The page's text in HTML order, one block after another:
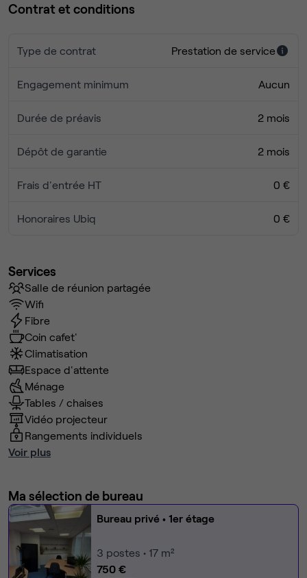
Contrat et conditions
Type de contrat Prestation de service
Engagement minimum Aucun
Durée de préavis 2 mois
Dépôt de garantie 2 mois
Frais d'entrée HT 0 €
Honoraires Ubiq 0 €
Services
Salle de réunion partagée
Wifi
Fibre
Coin cafet'
Climatisation
Espace d'attente
Ménage
Tables / chaises
Vidéo projecteur
Rangements individuels
Voir plus
Ma sélection de bureau
Bureau privé • 1er étage
3 postes • 17 m²
750 €